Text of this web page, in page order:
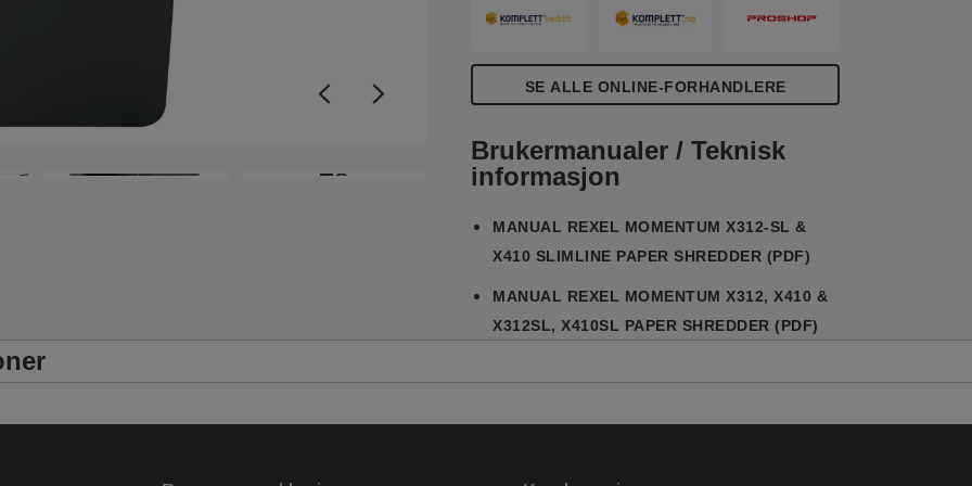
+8
SE ALLE ONLINE-FORHANDLERE
Brukermanualer / Teknisk
informasjon
MANUAL REXEL MOMENTUM X312-SL &
X410 SLIMLINE PAPER SHREDDER (PDF)
MANUAL REXEL MOMENTUM X312, X410 &
X312SL, X410SL PAPER SHREDDER (PDF)